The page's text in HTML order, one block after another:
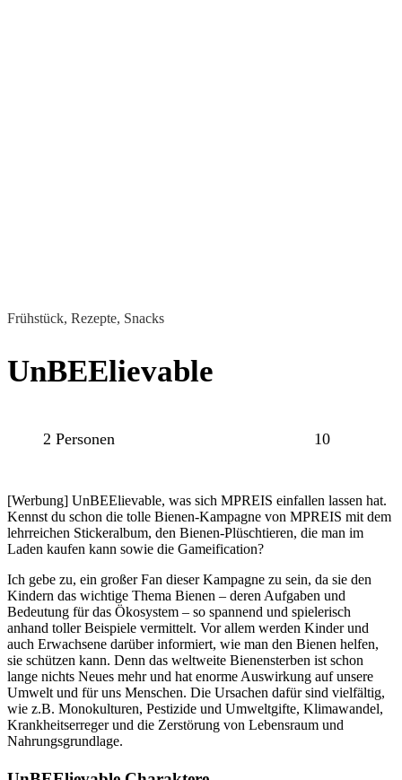
Frühstück, Rezepte, Snacks
UnBEElievable
2 Personen 10
[Werbung] UnBEElievable, was sich MPREIS einfallen lassen hat.
Kennst du schon die tolle Bienen-Kampagne von MPREIS mit dem
lehrreichen Stickeralbum, den Bienen-Plüschtieren, die man im
Laden kaufen kann sowie die Gameification?
Ich gebe zu, ein großer Fan dieser Kampagne zu sein, da sie den
Kindern das wichtige Thema Bienen – deren Aufgaben und
Bedeutung für das Ökosystem – so spannend und spielerisch
anhand toller Beispiele vermittelt. Vor allem werden Kinder und
auch Erwachsene darüber informiert, wie man den Bienen helfen,
sie schützen kann. Denn das weltweite Bienensterben ist schon
lange nichts Neues mehr und hat enorme Auswirkung auf unsere
Umwelt und für uns Menschen. Die Ursachen dafür sind vielfältig,
wie z.B. Monokulturen, Pestizide und Umweltgifte, Klimawandel,
Krankheitserreger und die Zerstörung von Lebensraum und
Nahrungsgrundlage.